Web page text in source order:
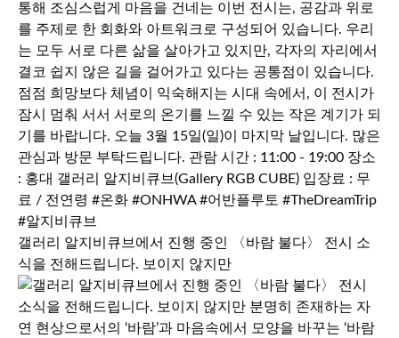
갤러리 알지비큐브에서 진행 중인 〈바람 불다〉 전시 소
식을 전해드립니다. 보이지 않지만